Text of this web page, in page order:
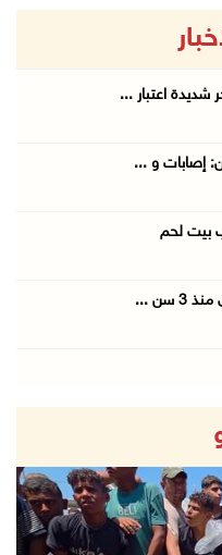
اعتبار ...
إصابات و ...
بيت لحم
سن ...
جنوب جن ...
غرب جنين